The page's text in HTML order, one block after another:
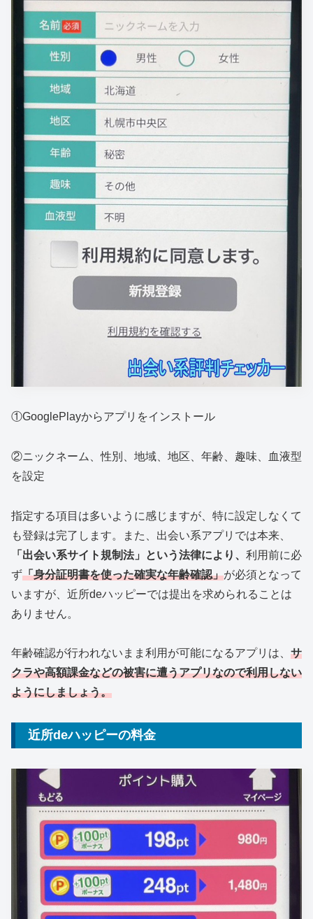
①GooglePlayからアプリをインストール
②ニックネーム、性別、地域、地区、年齢、趣味、血液型
を設定
指定する項目は多いように感じますが、特に設定しなくて
も登録は完了します。また、出会い系アプリでは本来、
「出会い系サイト規制法」という法律により、 利用前に必
ず「身分証明書を使った確実な年齢確認」が必須となって
いますが、近所deハッピーでは提出を求められることは
ありません。
年齢確認が行われないまま利用が可能になるアプリは、 サ
クラや高額課金などの被害に遭うアプリなので利用しない
ようにしましょう。
近所deハッピーの料金